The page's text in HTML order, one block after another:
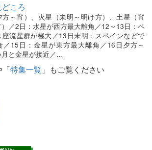
ころ
方～宵）、火星（未明～明け方）、土星（宵
）／2日：水星が西方最大離角／12～13日：ペ
座流星群が極大／13日未明：スペインなどで
／15日：金星が東方最大離角／16日夕方～
と金星が接近／…
「特集一覧 」もご覧ください